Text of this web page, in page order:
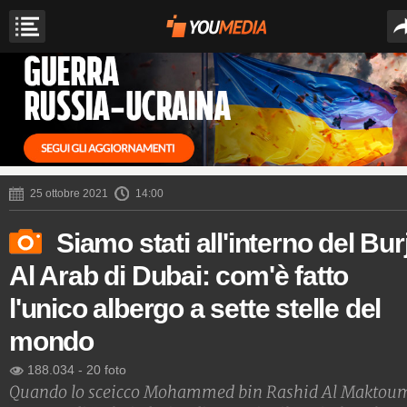
25 ottobre 2021 14:00
Siamo stati all'interno del
Al Arab di Dubai: com'è fatto
l'unico albergo a sette stelle del
mondo
188.034 - 20 foto
Quando lo sceicco Mohammed bin Rashid Al